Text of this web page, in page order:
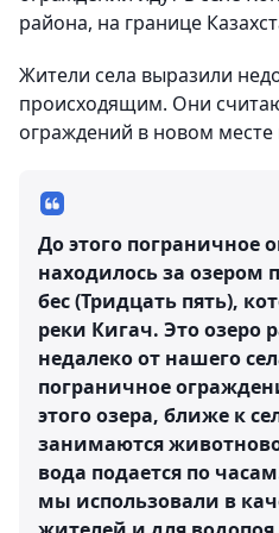
района, на границе
Жители села выразили
происходящим. Они
ограждений в новом месте
До этого пограничное
находилось за
бес (Тридцать пять),
реки Кигач. Это озеро
недалеко от нашего
пограничное
этого озера, ближе к
занимаются
вода подается по
мы использовали в